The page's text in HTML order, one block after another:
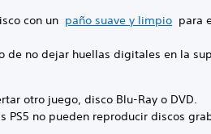
con un paño suave y limpio para
de no dejar huellas digitales en la
otro juego, disco Blu-Ray o DVD.
PS5 no pueden reproducir discos